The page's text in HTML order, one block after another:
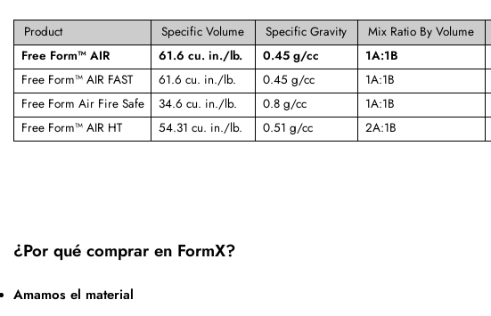
Product Specific Volume Specific Gravity Mix Ratio By Volume
Free Form™ AIR
61.6 cu. in./lb. 0.45 g/cc 1A:1B
Free Form™ AIR FAST
61.6 cu. in./lb. 0.45 g/cc 1A:1B
Free Form Air Fire Safe
34.6 cu. in./lb. 0.8 g/cc 1A:1B
Free Form™ AIR HT
54.31 cu. in./lb. 0.51 g/cc 2A:1B
¿Por qué comprar en FormX?
Amamos el material